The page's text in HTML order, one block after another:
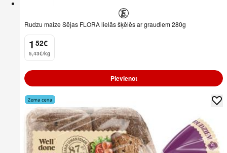
Rudzu maize Sējas FLORA lielās šķēlēs ar graudiem 280g
1
. 52€
5,43€/kg
Pievienot